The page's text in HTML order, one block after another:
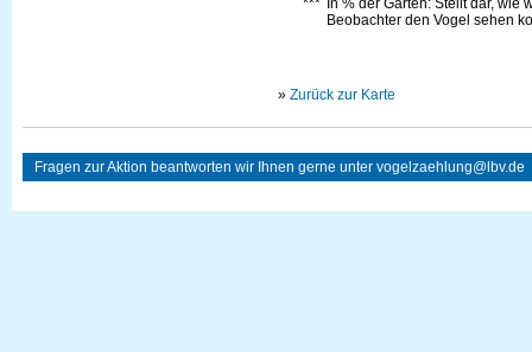
***
In % der Gärten: Stellt dar,
Beobachter den Vogel sehen
» Zurück zur Karte
Fragen zur Aktion beantworten wir Ihnen gerne unter vogelzaehlung@lbv.de